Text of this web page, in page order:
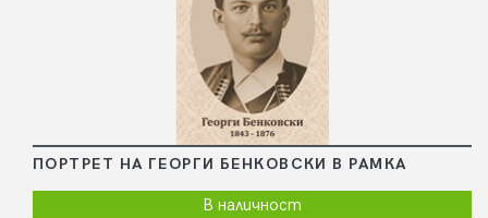
ПОРТРЕТ НА ГЕОРГИ БЕНКОВСКИ В РАМКА
В наличност